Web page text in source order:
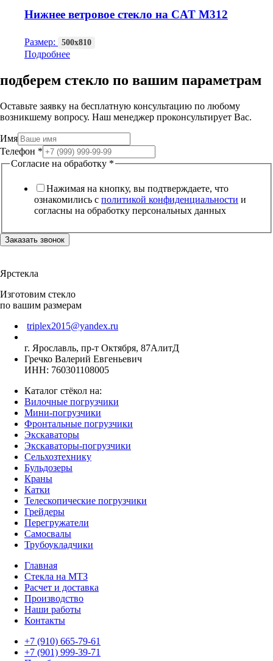
Нижнее ветровое стекло на CAT М312
Размер: 500х810
Подробнее
подберем стекло по вашим параметрам
Оставьте заявку на бесплатную консультацию по любому
возникшему вопросу. Наш менеджер проконсультирует Вас.
Имя
Телефон *
Согласие на обработку *
Нажимая на кнопку, вы подтверждаете, что
ознакомились с политикой конфиденциальности и
согласны на обработку персональных данных
Заказать звонок
Ярстекла
Изготовим стекло
по вашим размерам
triplex2015@yandex.ru
г. Ярославль, пр-т Октября, 87АлитД
Гречко Валерий Евгеньевич
ИНН: 760301108005
Каталог стёкол на:
Вилочные погрузчики
Мини-погрузчики
Фронтальные погрузчики
Экскаваторы
Экскаваторы-погрузчики
Сельхозтехнику
Бульдозеры
Краны
Катки
Телескопические погрузчики
Грейдеры
Перегружатели
Самосвалы
Трубоукладчики
Главная
Стекла на МТЗ
Расчет и доставка
Производство
Наши работы
Контакты
+7 (910) 665-79-61
+7 (901) 999-39-71